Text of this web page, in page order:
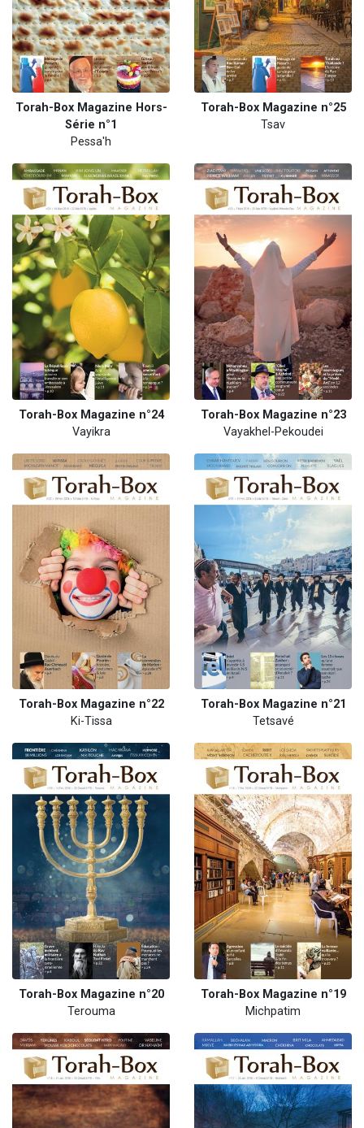
Torah-Box Magazine Hors-
Série n°1
Pessa'h
Torah-Box Magazine n°25
Tsav
Torah-Box Magazine n°24
Vayikra
Torah-Box Magazine n°23
Vayakhel-Pekoudei
Torah-Box Magazine n°22
Ki-Tissa
Torah-Box Magazine n°21
Tetsavé
Torah-Box Magazine n°20
Terouma
Torah-Box Magazine n°19
Michpatim